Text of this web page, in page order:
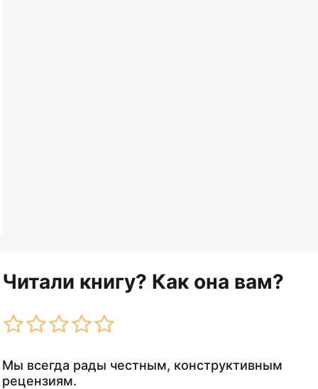
Читали книгу? Как она вам?
Мы всегда рады честным, конструктивным
рецензиям.